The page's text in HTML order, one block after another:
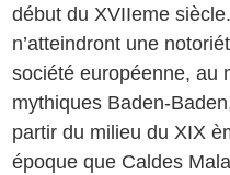
début du XVIIeme
n’atteindront une
société européenne, au
mythiques Baden-
partir du milieu du XIX
époque que Caldes